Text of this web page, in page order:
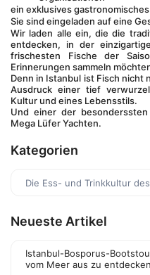
ein exklusives
Sie sind eingeladen auf eine
Wir laden alle ein, die die
entdecken, in der
frischesten Fische der
Erinnerungen sammeln
Denn in Istanbul ist Fisch nicht
Ausdruck einer tief
Kultur und eines Lebensstils.
Und einer der
Mega Lüfer Yachten.
Kategorien
Die Ess- und Trinkkultur
Neueste Artikel
Istanbul-Bosporus-
vom Meer aus zu entdecken